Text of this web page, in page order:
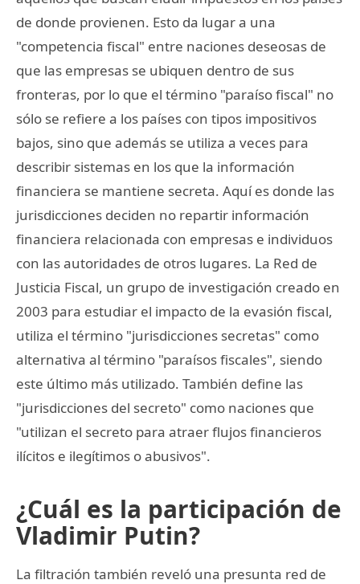
de donde provienen. Esto da lugar a una
"competencia fiscal" entre naciones deseosas de
que las empresas se ubiquen dentro de sus
fronteras, por lo que el término "paraíso fiscal" no
sólo se refiere a los países con tipos impositivos
bajos, sino que además se utiliza a veces para
describir sistemas en los que la información
financiera se mantiene secreta. Aquí es donde las
jurisdicciones deciden no repartir información
financiera relacionada con empresas e individuos
con las autoridades de otros lugares. La Red de
Justicia Fiscal, un grupo de investigación creado en
2003 para estudiar el impacto de la evasión fiscal,
utiliza el término "jurisdicciones secretas" como
alternativa al término "paraísos fiscales", siendo
este último más utilizado. También define las
"jurisdicciones del secreto" como naciones que
"utilizan el secreto para atraer flujos financieros
ilícitos e ilegítimos o abusivos".
¿Cuál es la participación de
Vladimir Putin?
La filtración también reveló una presunta red de